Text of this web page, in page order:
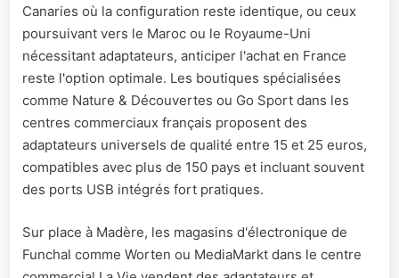
Canaries où la configuration reste identique, ou ceux
poursuivant vers le Maroc ou le Royaume-Uni
nécessitant adaptateurs, anticiper l'achat en France
reste l'option optimale. Les boutiques spécialisées
comme Nature & Découvertes ou Go Sport dans les
centres commerciaux français proposent des
adaptateurs universels de qualité entre 15 et 25 euros,
compatibles avec plus de 150 pays et incluant souvent
des ports USB intégrés fort pratiques.
Sur place à Madère, les magasins d'électronique de
Funchal comme Worten ou MediaMarkt dans le centre